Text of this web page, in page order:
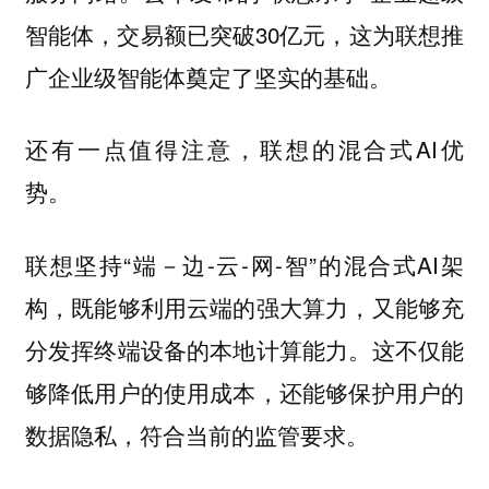
智能体，交易额已突破30亿元，这为联想推
广企业级智能体奠定了坚实的基础。
还有一点值得注意，联想的混合式AI优
势。
联想坚持“端－边-云-网-智”的混合式AI架
构，既能够利用云端的强大算力，又能够充
分发挥终端设备的本地计算能力。这不仅能
够降低用户的使用成本，还能够保护用户的
数据隐私，符合当前的监管要求。